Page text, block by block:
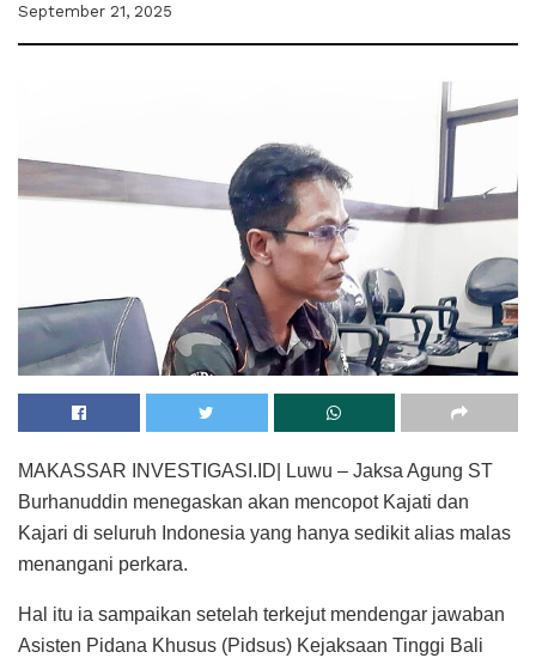
September 21, 2025
MAKASSAR INVESTIGASI.ID| Luwu – Jaksa Agung ST
Burhanuddin menegaskan akan mencopot Kajati dan
Kajari di seluruh Indonesia yang hanya sedikit alias malas
menangani perkara.
Hal itu ia sampaikan setelah terkejut mendengar jawaban
Asisten Pidana Khusus (Pidsus) Kejaksaan Tinggi Bali